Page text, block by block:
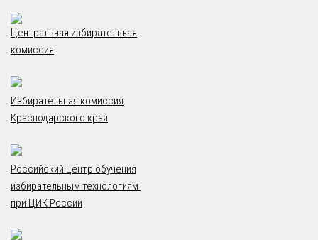
Центральная избирательная
комиссия
Избирательная комиссия
Краснодарского края
Российский центр обучения
избирательным технологиям
при ЦИК России